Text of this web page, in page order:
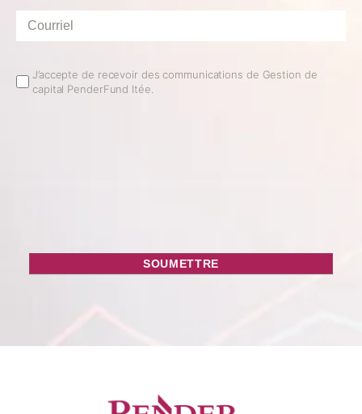
Courriel*
Email
Opt
J’accepte de recevoir des communications de Gestion de
capital PenderFund ltée.